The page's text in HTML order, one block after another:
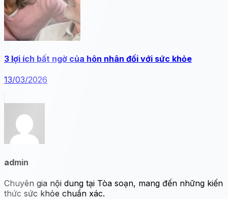
3 lợi ích bất ngờ của hôn nhân đối với sức khỏe
13/03/2026
admin
Chuyên gia nội dung tại Tòa soạn, mang đến những kiến
thức sức khỏe chuẩn xác.